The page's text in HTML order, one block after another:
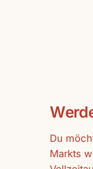
Du
Markts